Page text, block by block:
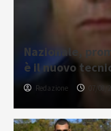
Nazionale,
è il nuovo
Redazione 07/08/